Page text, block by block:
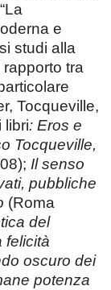
e
studi alla
tra
Tocqueville,
libri: Eros e
Tocqueville,
Il senso
pubbliche
(Roma
del
felicità
oscuro dei
potenza